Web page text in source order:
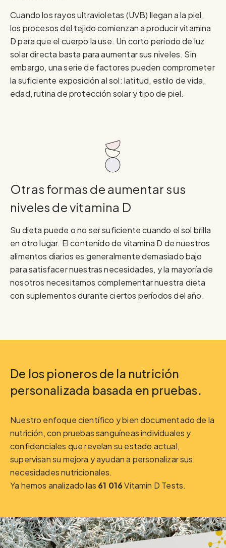
Cuando los rayos ultravioletas (UVB) llegan a la piel,
los procesos del tejido comienzan a producir vitamina
D para que el cuerpo la use. Un corto período de luz
solar directa basta para aumentar sus niveles. Sin
embargo, una serie de factores pueden comprometer
la suficiente exposición al sol: latitud, estilo de vida,
edad, rutina de protección solar y tipo de piel.
Otras formas de aumentar sus
niveles de vitamina D
Su dieta puede o no ser suficiente cuando el sol brilla
en otro lugar. El contenido de vitamina D de nuestros
alimentos diarios es generalmente demasiado bajo
para satisfacer nuestras necesidades, y la mayoría de
nosotros necesitamos complementar nuestra dieta
con suplementos durante ciertos períodos del año.
De los pioneros de la nutrición
personalizada basada en pruebas.
Nuestro enfoque científico y bien documentado de la
nutrición, con pruebas sanguíneas individuales y
confidenciales que revelan su estado actual,
supervisan su mejora y ayudan a personalizar sus
necesidades nutricionales.
Ya hemos analizado las 61 016Vitamin D Tests.